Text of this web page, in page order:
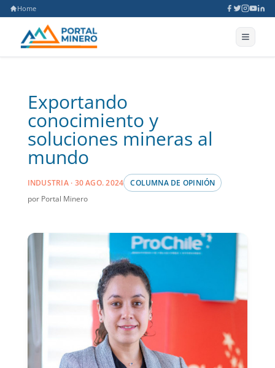
Home
Exportando
conocimiento y
soluciones mineras al
mundo
INDUSTRIA · 30 AGO. 2024 COLUMNA DE OPINIÓN
por Portal Minero